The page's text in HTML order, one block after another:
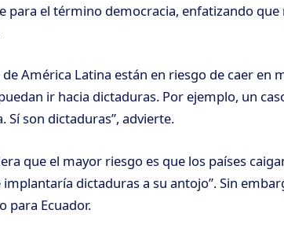
para el término democracia, enfatizando que
de América Latina están en riesgo de caer en
ir hacia dictaduras. Por ejemplo, un
Sí son dictaduras”, advierte.
que el mayor riesgo es que los países
dictaduras a su antojo”. Sin
para Ecuador.